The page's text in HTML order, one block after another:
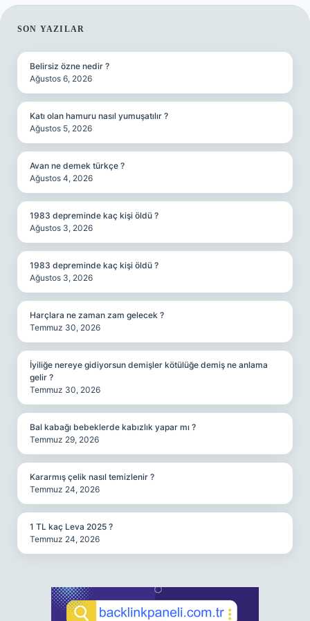
SIDEBAR
SON YAZILAR
Belirsiz özne nedir ?
Ağustos 6, 2026
Katı olan hamuru nasıl yumuşatılır ?
Ağustos 5, 2026
Avan ne demek türkçe ?
Ağustos 4, 2026
1983 depreminde kaç kişi öldü ?
Ağustos 3, 2026
1983 depreminde kaç kişi öldü ?
Ağustos 3, 2026
Harçlara ne zaman zam gelecek ?
Temmuz 30, 2026
İyiliğe nereye gidiyorsun demişler kötülüğe demiş ne anlama
gelir ?
Temmuz 30, 2026
Bal kabağı bebeklerde kabızlık yapar mı ?
Temmuz 29, 2026
Kararmış çelik nasıl temizlenir ?
Temmuz 24, 2026
1 TL kaç Leva 2025 ?
Temmuz 24, 2026